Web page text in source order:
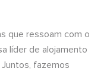
que ressoam com o
líder de alojamento
Juntos, fazemos